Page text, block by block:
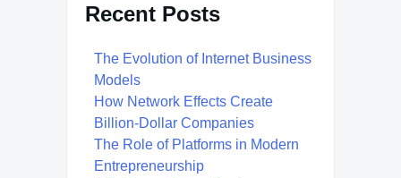
Recent Posts
The Evolution of Internet Business
Models
How Network Effects Create
Billion-Dollar Companies
The Role of Platforms in Modern
Entrepreneurship